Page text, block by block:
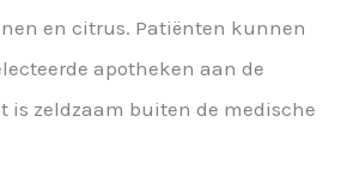
en citrus. Patiënten kunnen
apotheken aan de
is zeldzaam buiten de medische